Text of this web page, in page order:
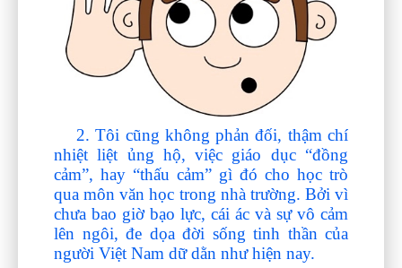
2. Tôi cũng không phản đối, thậm chí
nhiệt liệt ủng hộ, việc giáo dục “đồng
cảm”, hay “thấu cảm” gì đó cho học trò
qua môn văn học trong nhà trường. Bởi vì
chưa bao giờ bạo lực, cái ác và sự vô cảm
lên ngôi, đe dọa đời sống tinh thần của
người Việt Nam dữ dằn như hiện nay.